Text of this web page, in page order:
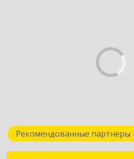
Рекомендованные партнеры